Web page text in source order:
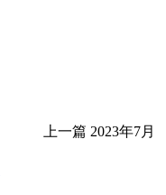
上一篇 2023年7月